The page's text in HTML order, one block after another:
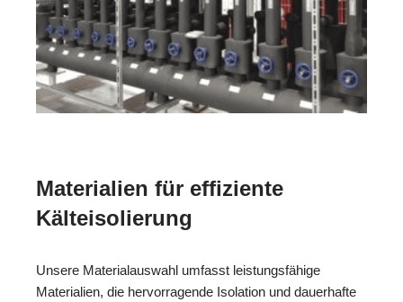
Materialien für effiziente
Kälteisolierung
Unsere Materialauswahl umfasst leistungsfähige
Materialien, die hervorragende Isolation und dauerhafte